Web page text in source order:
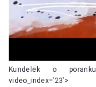
Kundelek o poranku
video_index=’23’>